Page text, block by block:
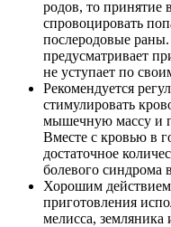
родов, то принятие
спровоцировать
послеродовые
предусматривает
не уступает по
Рекомендуется
стимулировать
мышечную массу и
Вместе с кровью в
достаточное
болевого синдрома
Хорошим
приготовления
мелисса, земляника